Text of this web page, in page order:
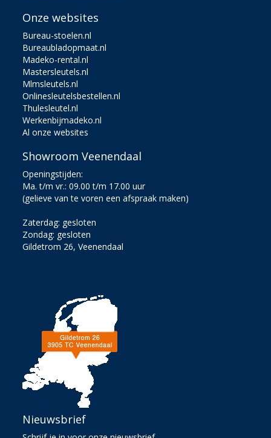
Onze websites
Bureau-stoelen.nl
Bureaubladopmaat.nl
Madeko-rental.nl
Mastersleutels.nl
Mlmsleutels.nl
Onlinesleutelsbestellen.nl
Thulesleutel.nl
Werkenbijmadeko.nl
Al onze websites
Showroom Veenendaal
Openingstijden:
Ma. t/m vr.: 09.00 t/m 17.00 uur
(gelieve van te voren een afspraak maken)
Zaterdag: gesloten
Zondag: gesloten
Gildetrom 26, Veenendaal
Nieuwsbrief